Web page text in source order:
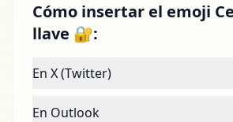
Cómo insertar el emoji
llave 🔐:
En X (Twitter)
En Outlook